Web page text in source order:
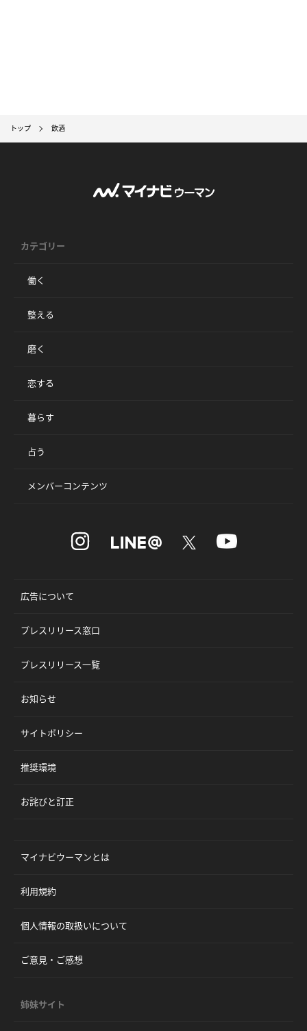
トップ 飲酒
カテゴリー
働く
整える
磨く
恋する
暮らす
占う
メンバーコンテンツ
広告について
プレスリリース窓口
プレスリリース一覧
お知らせ
サイトポリシー
推奨環境
お詫びと訂正
マイナビウーマンとは
利用規約
個人情報の取扱いについて
ご意見・ご感想
姉妹サイト